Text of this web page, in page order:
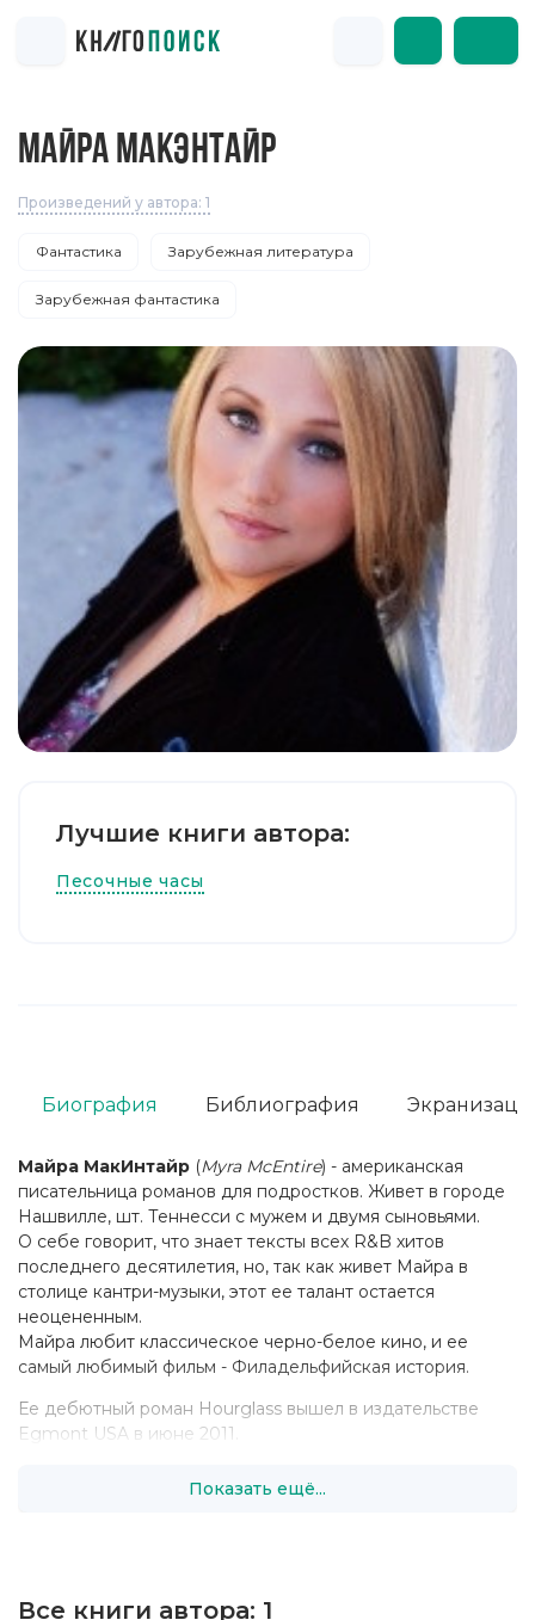
МАЙРА МАКЭНТАЙР
Произведений у автора: 1
Фантастика Зарубежная литература
Зарубежная фантастика
Лучшие книги автора:
Песочные часы
Майра МакИнтайр (Myra McEntire) - американская
писательница романов для подростков. Живет в городе
Нашвилле, шт. Теннесси с мужем и двумя сыновьями.
О себе говорит, что знает тексты всех R&B хитов
последнего десятилетия, но, так как живет Майра в
столице кантри-музыки, этот ее талант остается
неоцененным.
Майра любит классическое черно-белое кино, и ее
самый любимый фильм - Филадельфийская история.
Ее дебютный роман Hourglass вышел в издательстве
Egmont USA в июне 2011.
Показать ещё...
Биография Библиография
Все книги автора: 1